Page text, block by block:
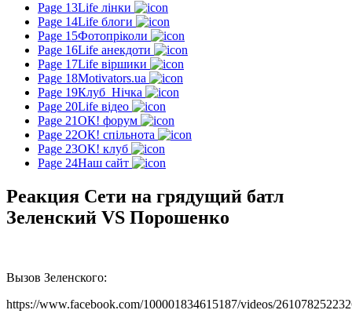
Page 13Life лінки
Page 14Life блоги
Page 15Фотопріколи
Page 16Life анекдоти
Page 17Life віршики
Page 18Motivators.ua
Page 19Клуб_Нічка
Page 20Life відео
Page 21ОК! форум
Page 22ОК! спільнота
Page 23ОК! клуб
Page 24Наш сайт
Реакция Сети на грядущий батл
Зеленский VS Порошенко
Вызов Зеленского:
https://www.facebook.com/100001834615187/videos/